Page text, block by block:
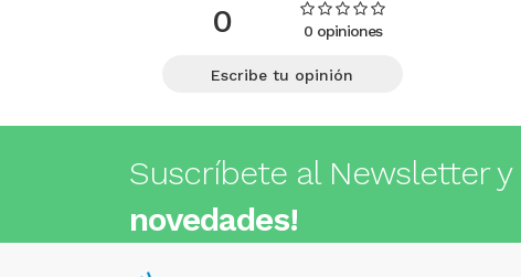
0 0 opiniones
Escribe tu opinión
Suscríbete al Newsletter y
novedades!